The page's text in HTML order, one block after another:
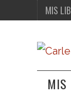
MIS
MIS